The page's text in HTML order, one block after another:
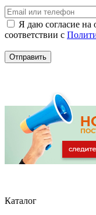
Я даю согласие на
соответствии с
Каталог